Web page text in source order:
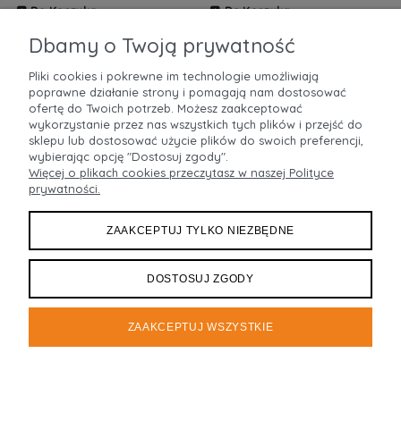
Do Koszyka Do Koszyka
POMOC
MOJE KONTO
INFORMACJE
O NAS
Dbamy o Twoją prywatność
Pliki cookies i pokrewne im technologie umożliwiają
poprawne działanie strony i pomagają nam dostosować
ofertę do Twoich potrzeb. Możesz zaakceptować
wykorzystanie przez nas wszystkich tych plików i przejść do
sklepu lub dostosować użycie plików do swoich preferencji,
wybierając opcję "Dostosuj zgody".
Więcej o plikach cookies przeczytasz w naszej Polityce
prywatności.
ZAAKCEPTUJ TYLKO NIEZBĘDNE
DOSTOSUJ ZGODY
ZAAKCEPTUJ WSZYSTKIE